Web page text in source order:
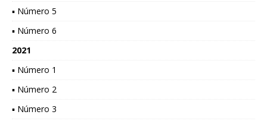
▪ Número 5
▪ Número 6
2021
▪ Número 1
▪ Número 2
▪ Número 3